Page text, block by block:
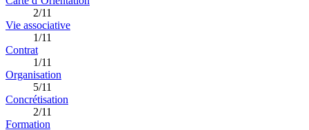
2/11
Vie associative
1/11
Contrat
1/11
Organisation
5/11
Concrétisation
2/11
Formation